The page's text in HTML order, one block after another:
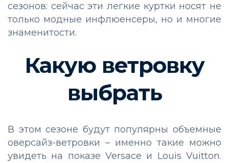
сезонов: сейчас эти легкие куртки носят не
только модные инфлюенсеры, но и многие
знаменитости.
Какую ветровку
выбрать
В этом сезоне будут популярны объемные
оверсайз-ветровки – именно такие можно
увидеть на показе Versace и Louis Vuitton.